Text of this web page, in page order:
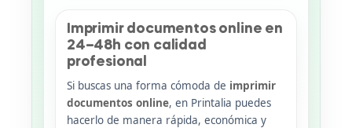
Imprimir documentos online en
24–48h con calidad
profesional
Si buscas una forma cómoda de imprimir
documentos online, en Printalia puedes
hacerlo de manera rápida, económica y